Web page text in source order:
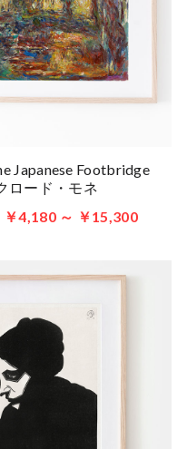
Japanese Footbridge
ロード・モネ
￥4,180 ～ ￥15,300